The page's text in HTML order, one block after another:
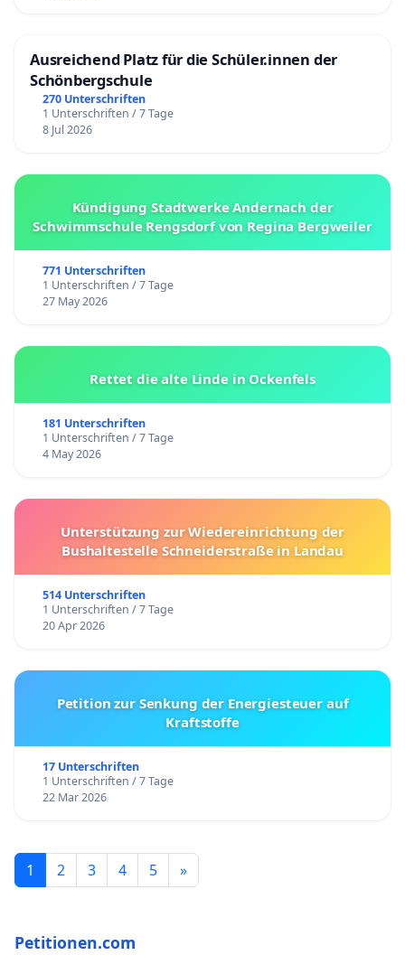
Ausreichend Platz für die Schüler.innen der
Schönbergschule
270 Unterschriften
1 Unterschriften / 7 Tage
8 Jul 2026
Kündigung Stadtwerke Andernach der
Schwimmschule Rengsdorf von Regina Bergweiler
771 Unterschriften
1 Unterschriften / 7 Tage
27 May 2026
Rettet die alte Linde in Ockenfels
181 Unterschriften
1 Unterschriften / 7 Tage
4 May 2026
Unterstützung zur Wiedereinrichtung der
Bushaltestelle Schneiderstraße in Landau
514 Unterschriften
1 Unterschriften / 7 Tage
20 Apr 2026
Petition zur Senkung der Energiesteuer auf
Kraftstoffe
17 Unterschriften
1 Unterschriften / 7 Tage
22 Mar 2026
1 2 3 4 5 »
Petitionen.com